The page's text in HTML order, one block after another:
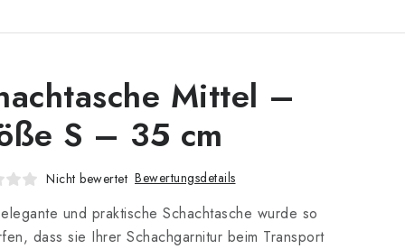
Mittel –
S – 35 cm
Nicht bewertet Bewertungsdetails
und praktische Schachtasche wurde so
dass sie Ihrer Schachgarnitur beim Transport